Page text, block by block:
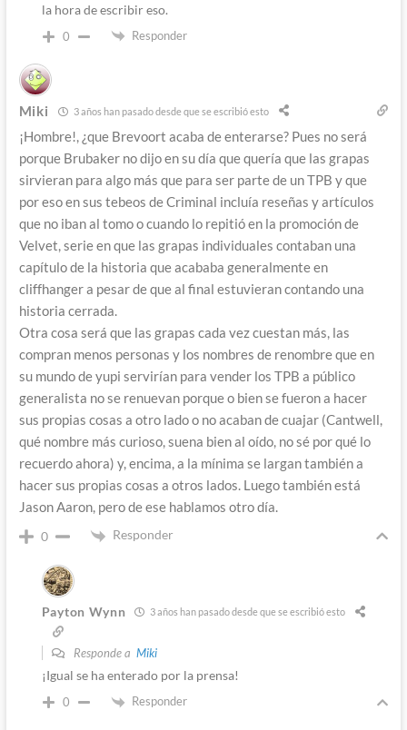
la hora de escribir eso.
0 Responder
Miki 3 años han pasado desde que se escribió esto
¡Hombre!, ¿que Brevoort acaba de enterarse? Pues no será
porque Brubaker no dijo en su día que quería que las grapas
sirvieran para algo más que para ser parte de un TPB y que
por eso en sus tebeos de Criminal incluía reseñas y artículos
que no iban al tomo o cuando lo repitió en la promoción de
Velvet, serie en que las grapas individuales contaban una
capítulo de la historia que acababa generalmente en
cliffhanger a pesar de que al final estuvieran contando una
historia cerrada.
Otra cosa será que las grapas cada vez cuestan más, las
compran menos personas y los nombres de renombre que en
su mundo de yupi servirían para vender los TPB a público
generalista no se renuevan porque o bien se fueron a hacer
sus propias cosas a otro lado o no acaban de cuajar (Cantwell,
qué nombre más curioso, suena bien al oído, no sé por qué lo
recuerdo ahora) y, encima, a la mínima se largan también a
hacer sus propias cosas a otros lados. Luego también está
Jason Aaron, pero de ese hablamos otro día.
0 Responder
Payton Wynn 3 años han pasado desde que se escribió esto
Responde a Miki
¡Igual se ha enterado por la prensa!
0 Responder